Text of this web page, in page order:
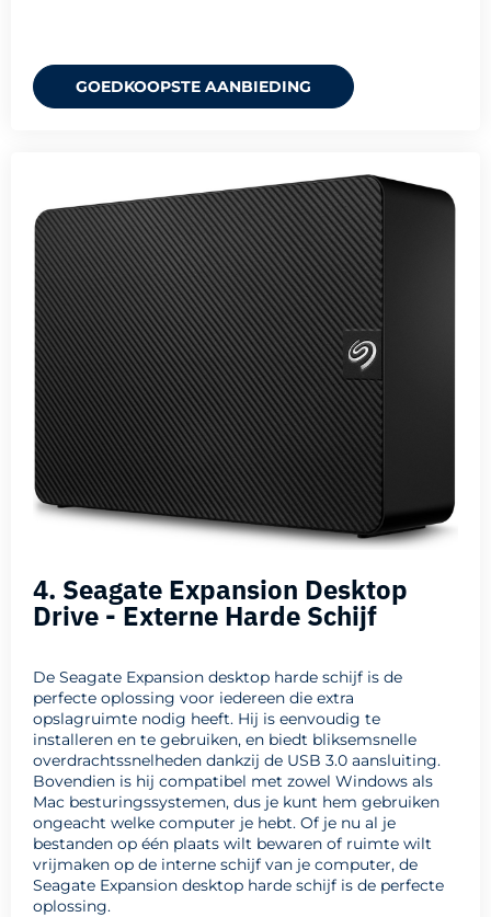
GOEDKOOPSTE AANBIEDING
4. Seagate Expansion Desktop
Drive - Externe Harde Schijf
De Seagate Expansion desktop harde schijf is de
perfecte oplossing voor iedereen die extra
opslagruimte nodig heeft. Hij is eenvoudig te
installeren en te gebruiken, en biedt bliksemsnelle
overdrachtssnelheden dankzij de USB 3.0 aansluiting.
Bovendien is hij compatibel met zowel Windows als
Mac besturingssystemen, dus je kunt hem gebruiken
ongeacht welke computer je hebt. Of je nu al je
bestanden op één plaats wilt bewaren of ruimte wilt
vrijmaken op de interne schijf van je computer, de
Seagate Expansion desktop harde schijf is de perfecte
oplossing.